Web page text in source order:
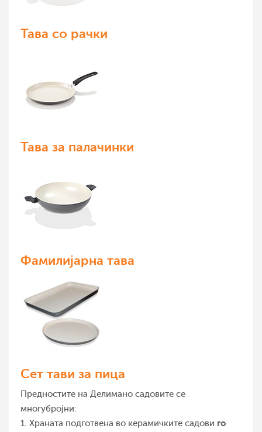
Тава со рачки
Тава за палачинки
Фамилијарна тава
Сет тави за пица
Предностите на Делимано садовите се
многубројни:
1. Храната подготвена во керамичките садови го